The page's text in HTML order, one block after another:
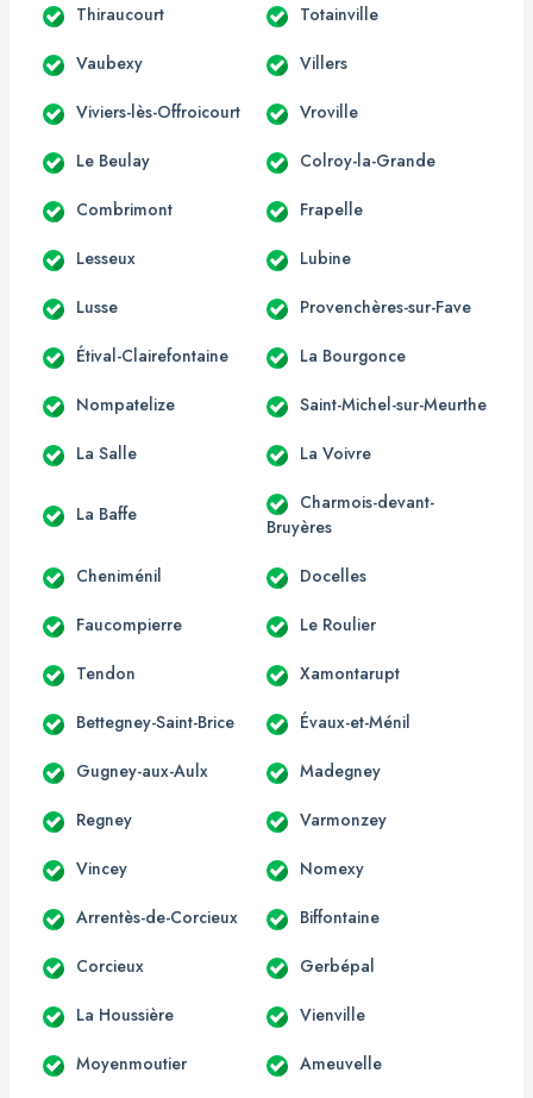
Thiraucourt Totainville
Vaubexy Villers
Viviers-lès-Offroicourt Vroville
Le Beulay Colroy-la-Grande
Combrimont Frapelle
Lesseux Lubine
Lusse Provenchères-sur-Fave
Étival-Clairefontaine La Bourgonce
Nompatelize Saint-Michel-sur-Meurthe
La Salle La Voivre
La Baffe
Charmois-devant-
Bruyères
Cheniménil Docelles
Faucompierre Le Roulier
Tendon Xamontarupt
Bettegney-Saint-Brice Évaux-et-Ménil
Gugney-aux-Aulx Madegney
Regney Varmonzey
Vincey Nomexy
Arrentès-de-Corcieux Biffontaine
Corcieux Gerbépal
La Houssière Vienville
Moyenmoutier Ameuvelle